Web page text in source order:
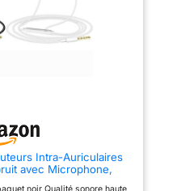
manuel vous permet de régler
librement graves, médiums et
Intra-Auriculaires
avec Microphone,
noir Qualité sonore haute